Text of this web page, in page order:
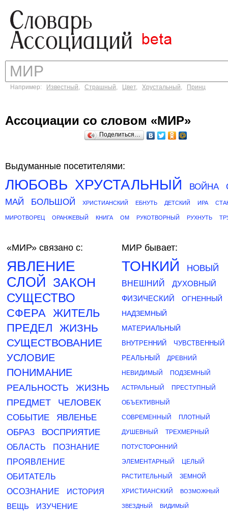
Например: Известный, Страшный, Цвет, Хрустальный, Принц
Ассоциации со словом «МИР»
Поделиться…
Выдуманные посетителями:
ЛЮБОВЬ ХРУСТАЛЬНЫЙ ВОЙНА
МАЙ
БОЛЬШОЙ ХРИСТИАНСКИЙ ЕБНУТЬ ДЕТСКИЙ ИРА
МИРОТВОРЕЦ ОРАНЖЕВЫЙ КНИГА ОМ РУКОТВОРНЫЙ РУХНУТЬ
«МИР» связано с:
ЯВЛЕНИЕ
СЛОЙ ЗАКОН
СУЩЕСТВО
СФЕРА ЖИТЕЛЬ
ПРЕДЕЛ
ЖИЗНЬ
СУЩЕСТВОВАНИЕ
УСЛОВИЕ
ПОНИМАНИЕ
РЕАЛЬНОСТЬ
ЖИЗНЬ
ПРЕДМЕТ
ЧЕЛОВЕК
СОБЫТИЕ
ЯВЛЕНЬЕ
ОБРАЗ
ВОСПРИЯТИЕ
ОБЛАСТЬ
ПОЗНАНИЕ
ПРОЯВЛЕНИЕ
ОБИТАТЕЛЬ
ОСОЗНАНИЕ
ИСТОРИЯ
ВЕЩЬ
ИЗУЧЕНИЕ
МИР бывает:
ТОНКИЙ НОВЫЙ
ВНЕШНИЙ
ДУХОВНЫЙ
ФИЗИЧЕСКИЙ
ОГНЕННЫЙ
НАДЗЕМНЫЙ
МАТЕРИАЛЬНЫЙ
ВНУТРЕННИЙ
ЧУВСТВЕННЫЙ
РЕАЛЬНЫЙ
ДРЕВНИЙ
НЕВИДИМЫЙ ПОДЗЕМНЫЙ
АСТРАЛЬНЫЙ ПРЕСТУПНЫЙ
ОБЪЕКТИВНЫЙ
СОВРЕМЕННЫЙ ПЛОТНЫЙ
ДУШЕВНЫЙ ТРЕХМЕРНЫЙ
ПОТУСТОРОННИЙ
ЭЛЕМЕНТАРНЫЙ ЦЕЛЫЙ
РАСТИТЕЛЬНЫЙ ЗЕМНОЙ
ХРИСТИАНСКИЙ ВОЗМОЖНЫЙ
ЗВЕЗДНЫЙ ВИДИМЫЙ